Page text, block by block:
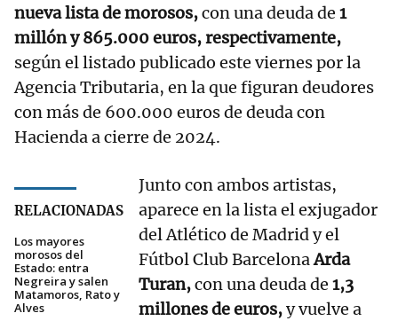
nueva lista de morosos,con una deuda de 1
millón y 865.000 euros, respectivamente,
según el listado publicado este viernes por la
Agencia Tributaria, en la que figuran deudores
con más de 600.000 euros de deuda con
Hacienda a cierre de 2024.
RELACIONADAS
Los mayores
morosos del
Estado: entra
Negreira y salen
Matamoros, Rato y
Alves
Junto con ambos artistas,
aparece en la lista el exjugador
del Atlético de Madrid y el
Fútbol Club BarcelonaArda
Turan,con una deuda de 1,3
millones de euros,y vuelve a